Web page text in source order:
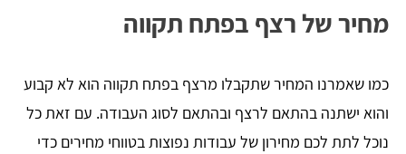
מחיר של רצף בפתח תקווה
כמו שאמרנו המחיר שתקבלו מרצף בפתח תקווה הוא לא קבוע
והוא ישתנה בהתאם לרצף ובהתאם לסוג העבודה. עם זאת כל
נוכל לתת לכם מחירון של עבודות נפוצות בטווחי מחירים כדי